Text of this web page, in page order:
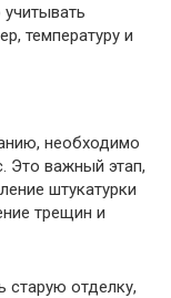
температуру и
необходимо
Это важный этап,
штукатурки
трещин и
старую отделку,